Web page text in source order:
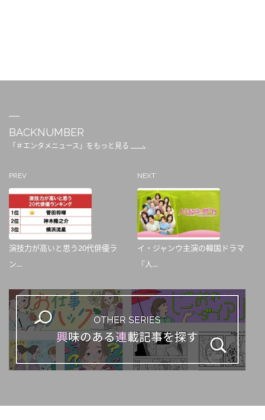
BACKNUMBER
「＃エンタメニュース」をもっと見る
PREV
演技力が高いと思う20代俳優ラ
ン...
NEXT
イ・ジャンウ主演の韓国ドラマ
『人...